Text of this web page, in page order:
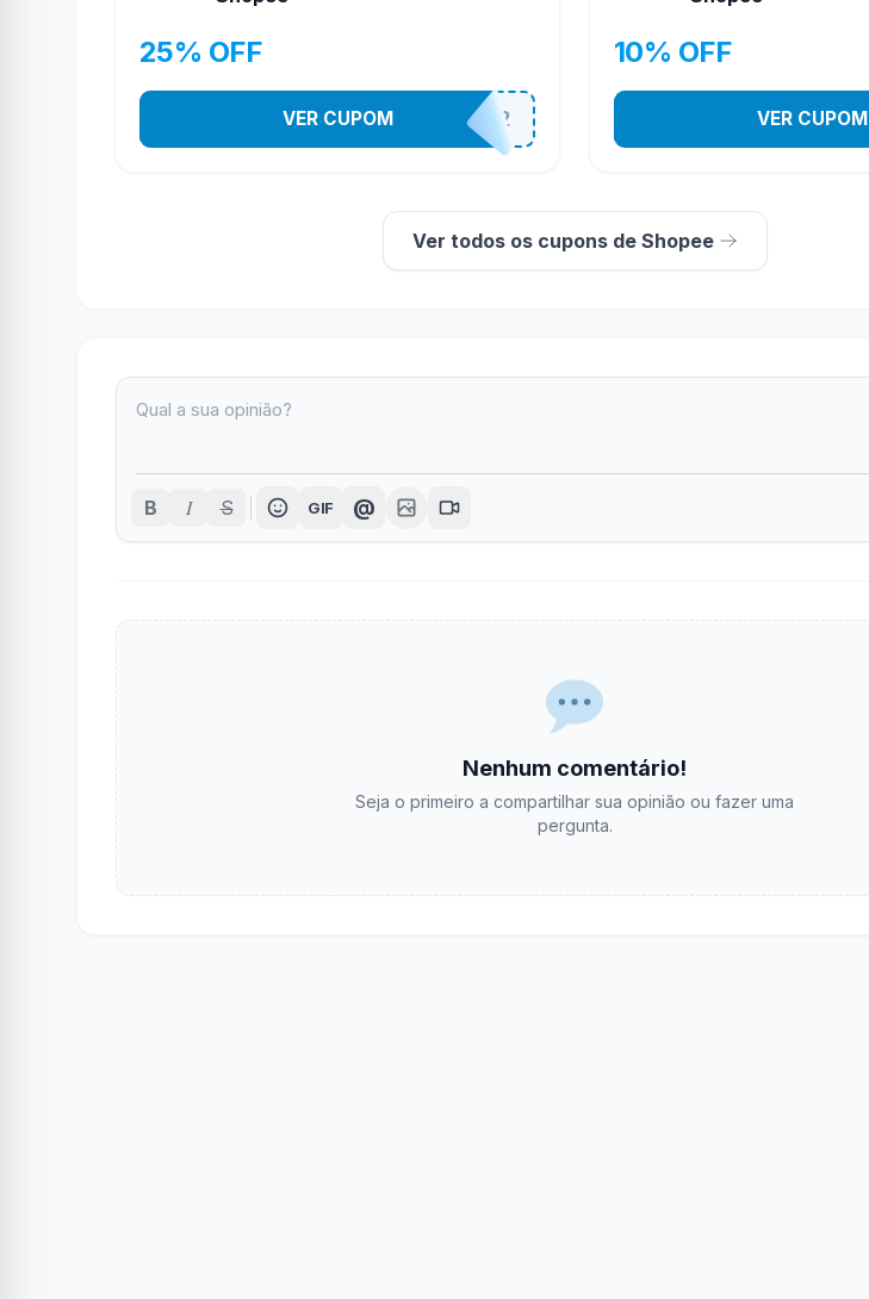
25% OFF
141525852
VER CUPOM
10% OFF
VER CUPOM
Ver todos os cupons de Shopee
B I S GIF @
Nenhum comentário!
Seja o primeiro a compartilhar sua opinião ou fazer uma
pergunta.